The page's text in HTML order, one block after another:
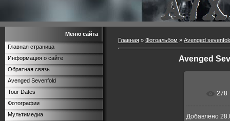
Меню сайта
Главная страница
Информация о сайте
Обратная связь
Avenged Sevenfold
Tour Dates
Фотографии
Мультимедиа
Главная » Фотоальбом » Avenged
Avenged
278
Добавлено